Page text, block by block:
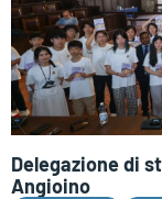
Delegazione di
Angioino